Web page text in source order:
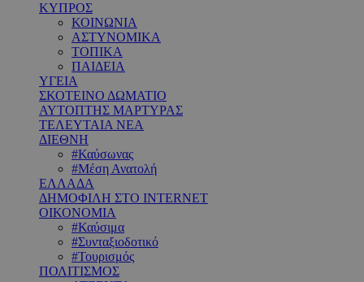
ΚΥΠΡΟΣ
ΚΟΙΝΩΝΙΑ
ΑΣΤΥΝΟΜΙΚΑ
ΤΟΠΙΚΑ
ΠΑΙΔΕΙΑ
ΥΓΕΙΑ
ΣΚΟΤΕΙΝΟ ΔΩΜΑΤΙΟ
ΑΥΤΟΠΤΗΣ ΜΑΡΤΥΡΑΣ
ΤΕΛΕΥΤΑΙΑ ΝΕΑ
ΔΙΕΘΝΗ
#Καύσωνας
#Μέση Ανατολή
ΕΛΛΑΔΑ
ΔΗΜΟΦΙΛΗ ΣΤΟ INTERNET
ΟΙΚΟΝΟΜΙΑ
#Καύσιμα
#Συνταξιοδοτικό
#Τουρισμός
ΠΟΛΙΤΙΣΜΟΣ